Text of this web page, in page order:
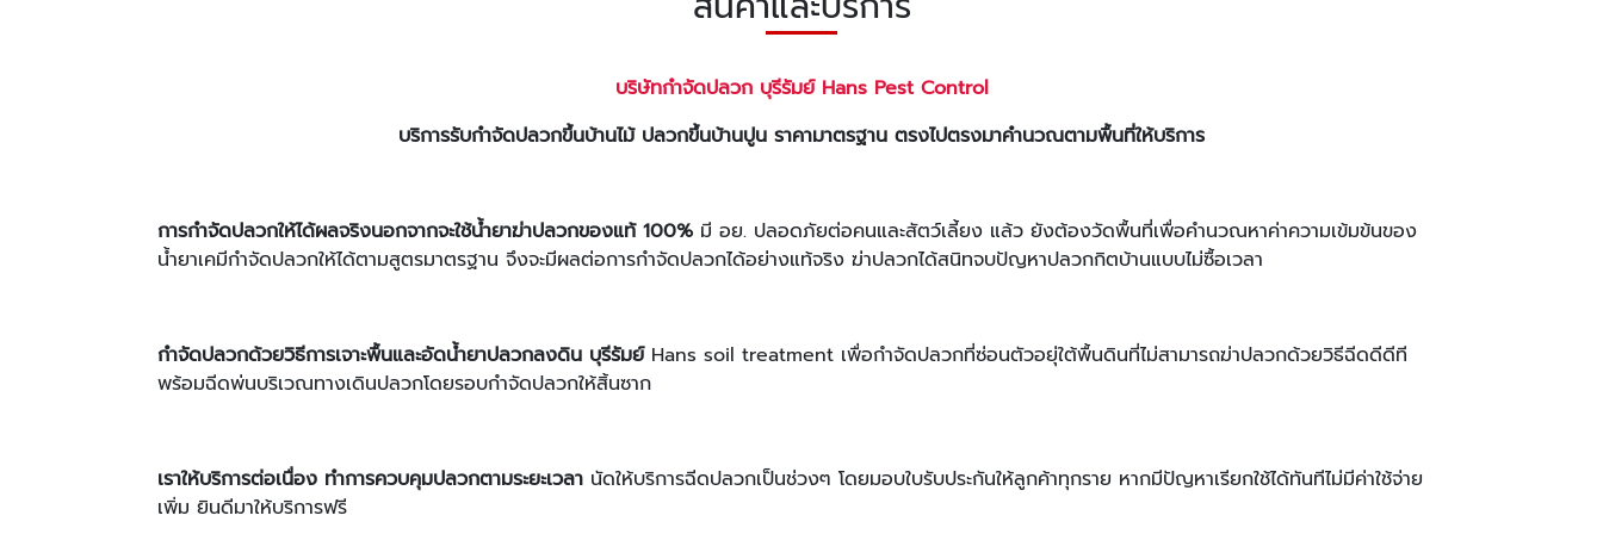
บริษัทกำจัดปลวก บุรีรัมย์ Hans Pest Control
บริการรับกำจัดปลวกขึ้นบ้านไม้ ปลวกขึ้นบ้านปูน ราคามาตรฐาน ตรงไปตรงมาคำนวณตามพื้นที่ให้บริการ
การกำจัดปลวกให้ได้ผลจริงนอกจากจะใช้น้ำยาฆ่าปลวกของแท้ 100% มี อย. ปลอดภัยต่อคนและสัตว์เลี้ยง แล้ว ยังต้องวัดพื้นที่เพื่อคำนวณหาค่าความเข้มข้นของ
น้ำยาเคมีกำจัดปลวกให้ได้ตามสูตรมาตรฐาน จึงจะมีผลต่อการกำจัดปลวกได้อย่างแท้จริง ฆ่าปลวกได้สนิทจบปัญหาปลวกกิตบ้านแบบไม่ซื้อเวลา
กำจัดปลวกด้วยวิธีการเจาะพื้นและอัดน้ำยาปลวกลงดิน บุรีรัมย์Hans soil treatment เพื่อกำจัดปลวกที่ซ่อนตัวอยุ่ใต้พื้นดินที่ไม่สามารถฆ่าปลวกด้วยวิธีฉีดดีดีที
พร้อมฉีดพ่นบริเวณทางเดินปลวกโดยรอบกำจัดปลวกให้สิ้นซาก
เราให้บริการต่อเนื่อง ทำการควบคุมปลวกตามระยะเวลา นัดให้บริการฉีดปลวกเป็นช่วงๆ โดยมอบใบรับประกันให้ลูกค้าทุกราย หากมีปัญหาเรียกใช้ได้ทันทีไม่มีค่าใช้จ่าย
เพิ่ม ยินดีมาให้บริการฟรี